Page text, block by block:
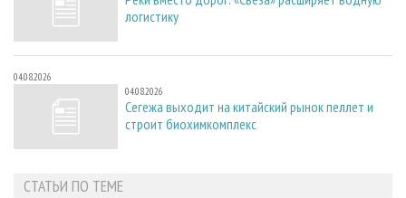
логистику
04.08.2026
04.08.2026
Сегежа выходит на китайский рынок пеллет и
строит биохимкомплекс
СТАТЬИ ПО ТЕМЕ